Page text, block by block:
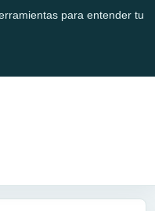
para entender tu